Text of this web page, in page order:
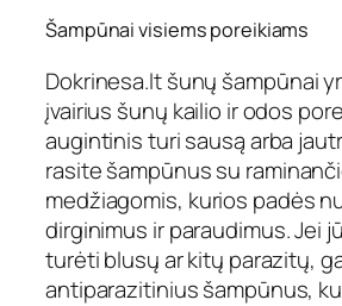
Šampūnai visiems poreikiams
Dokrinesa.lt šunų šampūnai
įvairius šunų kailio ir odos
augintinis turi sausą arba
rasite šampūnus su
medžiagomis, kurios padės
dirginimus ir paraudimus. Jei
turėti blusų ar kitų parazitų,
antiparazitinius šampūnus,